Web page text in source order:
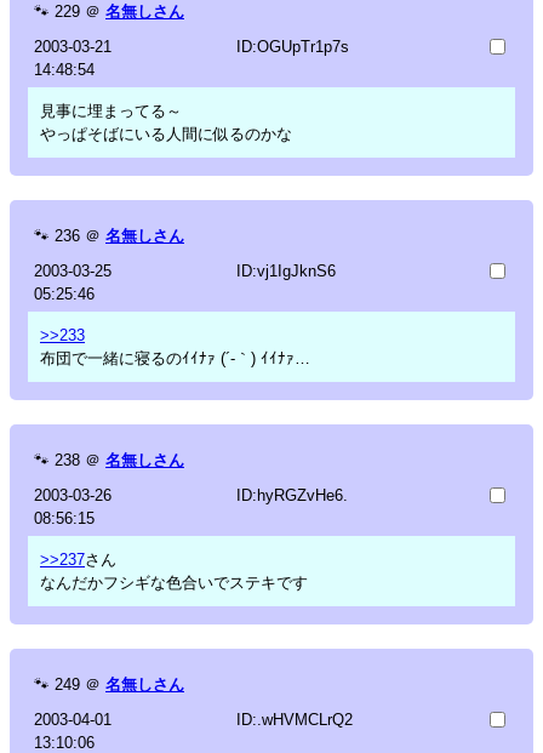
🐾 229 ＠ 名無しさん
2003-03-21
14:48:54
ID:OGUpTr1p7s
見事に埋まってる～
やっぱそばにいる人間に似るのかな
🐾 236 ＠ 名無しさん
2003-03-25
05:25:46
ID:vj1IgJknS6
>>233
布団で一緒に寝るのｲｲﾅｧ (´-｀) ｲｲﾅｧ…
🐾 238 ＠ 名無しさん
2003-03-26
08:56:15
ID:hyRGZvHe6.
>>237さん
なんだかフシギな色合いでステキです
🐾 249 ＠ 名無しさん
2003-04-01
13:10:06
ID:.wHVMCLrQ2